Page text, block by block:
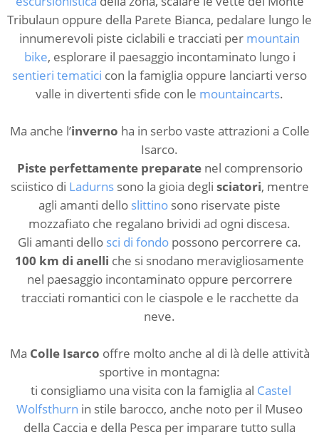
Tribulaun oppure della Parete Bianca, pedalare lungo le
innumerevoli piste ciclabili e tracciati per mountain
bike, esplorare il paesaggio incontaminato lungo i
sentieri tematici con la famiglia oppure lanciarti verso
valle in divertenti sfide con le mountaincarts.
Ma anche l’inverno ha in serbo vaste attrazioni a Colle
Isarco.
Piste perfettamente preparatenel comprensorio
sciistico di Ladurnssono la gioia degli sciatori, mentre
agli amanti dello slittino sono riservate piste
mozzafiato che regalano brividi ad ogni discesa.
Gli amanti dello sci di fondo possono percorrere ca.
100 km di anelli che si snodano meravigliosamente
nel paesaggio incontaminato oppure percorrere
tracciati romantici con le ciaspole e le racchette da
neve.
Ma Colle Isarco offre molto anche al di là delle attività
sportive in montagna:
ti consigliamo una visita con la famiglia al Castel
Wolfsthurn in stile barocco, anche noto per il Museo
della Caccia e della Pesca per imparare tutto sulla